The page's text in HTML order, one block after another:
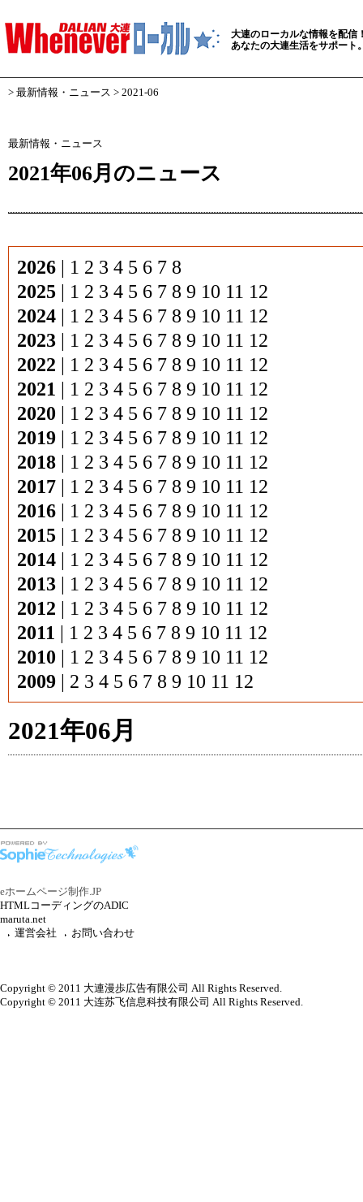
大連のローカルな情報を配信
あなたの大連生活をサポート
> 最新情報・ニュース > 2021-06
最新情報・ニュース
2021年06月のニュース
2026 | 1 2 3 4 5 6 7 8
2025 | 1 2 3 4 5 6 7 8 9 10 11 12
2024 | 1 2 3 4 5 6 7 8 9 10 11 12
2023 | 1 2 3 4 5 6 7 8 9 10 11 12
2022 | 1 2 3 4 5 6 7 8 9 10 11 12
2021 | 1 2 3 4 5 6 7 8 9 10 11 12
2020 | 1 2 3 4 5 6 7 8 9 10 11 12
2019 | 1 2 3 4 5 6 7 8 9 10 11 12
2018 | 1 2 3 4 5 6 7 8 9 10 11 12
2017 | 1 2 3 4 5 6 7 8 9 10 11 12
2016 | 1 2 3 4 5 6 7 8 9 10 11 12
2015 | 1 2 3 4 5 6 7 8 9 10 11 12
2014 | 1 2 3 4 5 6 7 8 9 10 11 12
2013 | 1 2 3 4 5 6 7 8 9 10 11 12
2012 | 1 2 3 4 5 6 7 8 9 10 11 12
2011 | 1 2 3 4 5 6 7 8 9 10 11 12
2010 | 1 2 3 4 5 6 7 8 9 10 11 12
2009 | 2 3 4 5 6 7 8 9 10 11 12
2021年06月
eホームページ制作.JP
HTMLコーディングのADIC
maruta.net
運営会社
お問い合わせ
Copyright © 2011 大連漫歩広告有限公司 All Rights Reserved.
Copyright © 2011 大连苏飞信息科技有限公司 All Rights Reserved.